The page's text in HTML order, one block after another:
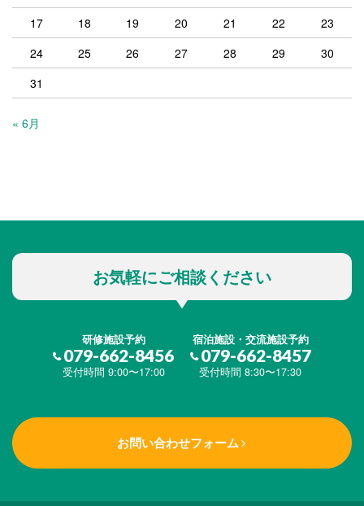
17
18 19 20 21 22
23
24
25 26 27 28 29
30
31
« 6月
お気軽にご相談ください
研修施設予約
079-662-8456
受付時間 9:00〜17:00
宿泊施設・交流施設予約
079-662-8457
受付時間 8:30〜17:30
お問い合わせフォーム